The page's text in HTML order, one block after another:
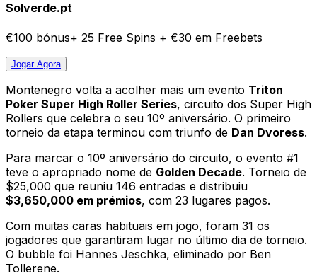
Solverde.pt
€100 bónus+ 25 Free Spins + €30 em Freebets
Jogar Agora
Montenegro volta a acolher mais um evento Triton
Poker Super High Roller Series, circuito dos Super High
Rollers que celebra o seu 10º aniversário. O primeiro
torneio da etapa terminou com triunfo de Dan Dvoress.
Para marcar o 10º aniversário do circuito, o evento #1
teve o apropriado nome de Golden Decade. Torneio de
$25,000 que reuniu 146 entradas e distribuiu
$3,650,000 em prémios, com 23 lugares pagos.
Com muitas caras habituais em jogo, foram 31 os
jogadores que garantiram lugar no último dia de torneio.
O bubble foi Hannes Jeschka, eliminado por Ben
Tollerene.